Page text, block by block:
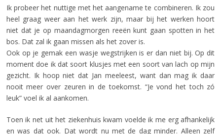
Ik probeer het nuttige met het aangename te combineren. Ik zou
heel graag weer aan het werk zijn, maar bij het werken hoort
niet dat je op maandagmorgen reeën kunt gaan spotten in het
bos. Dat zal ik gaan missen als het zover is.
Ook op je gemak een wasje wegstrijken is er dan niet bij. Op dit
moment doe ik dat soort klusjes met een soort van lach op mijn
gezicht. Ik hoop niet dat Jan meeleest, want dan mag ik daar
nooit meer over zeuren in de toekomst. “Je vond het toch zó
leuk” voel ik al aankomen.
Toen ik net uit het ziekenhuis kwam voelde ik me erg afhankelijk
en was dat ook. Dat wordt nu met de dag minder. Alleen zelf